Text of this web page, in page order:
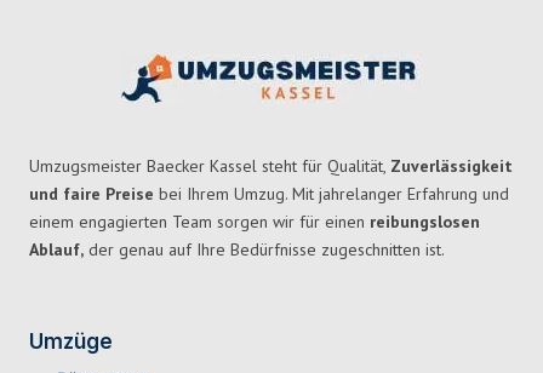
Umzugsmeister Baecker Kassel steht für Qualität, Zuverlässigkeit
und faire Preise bei Ihrem Umzug. Mit jahrelanger Erfahrung und
einem engagierten Team sorgen wir für einen reibungslosen
Ablauf, der genau auf Ihre Bedürfnisse zugeschnitten ist.
Umzüge